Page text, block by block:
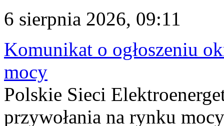
6 sierpnia 2026, 09:11
Komunikat o ogłoszeniu
mocy
Polskie Sieci
przywołania na rynku